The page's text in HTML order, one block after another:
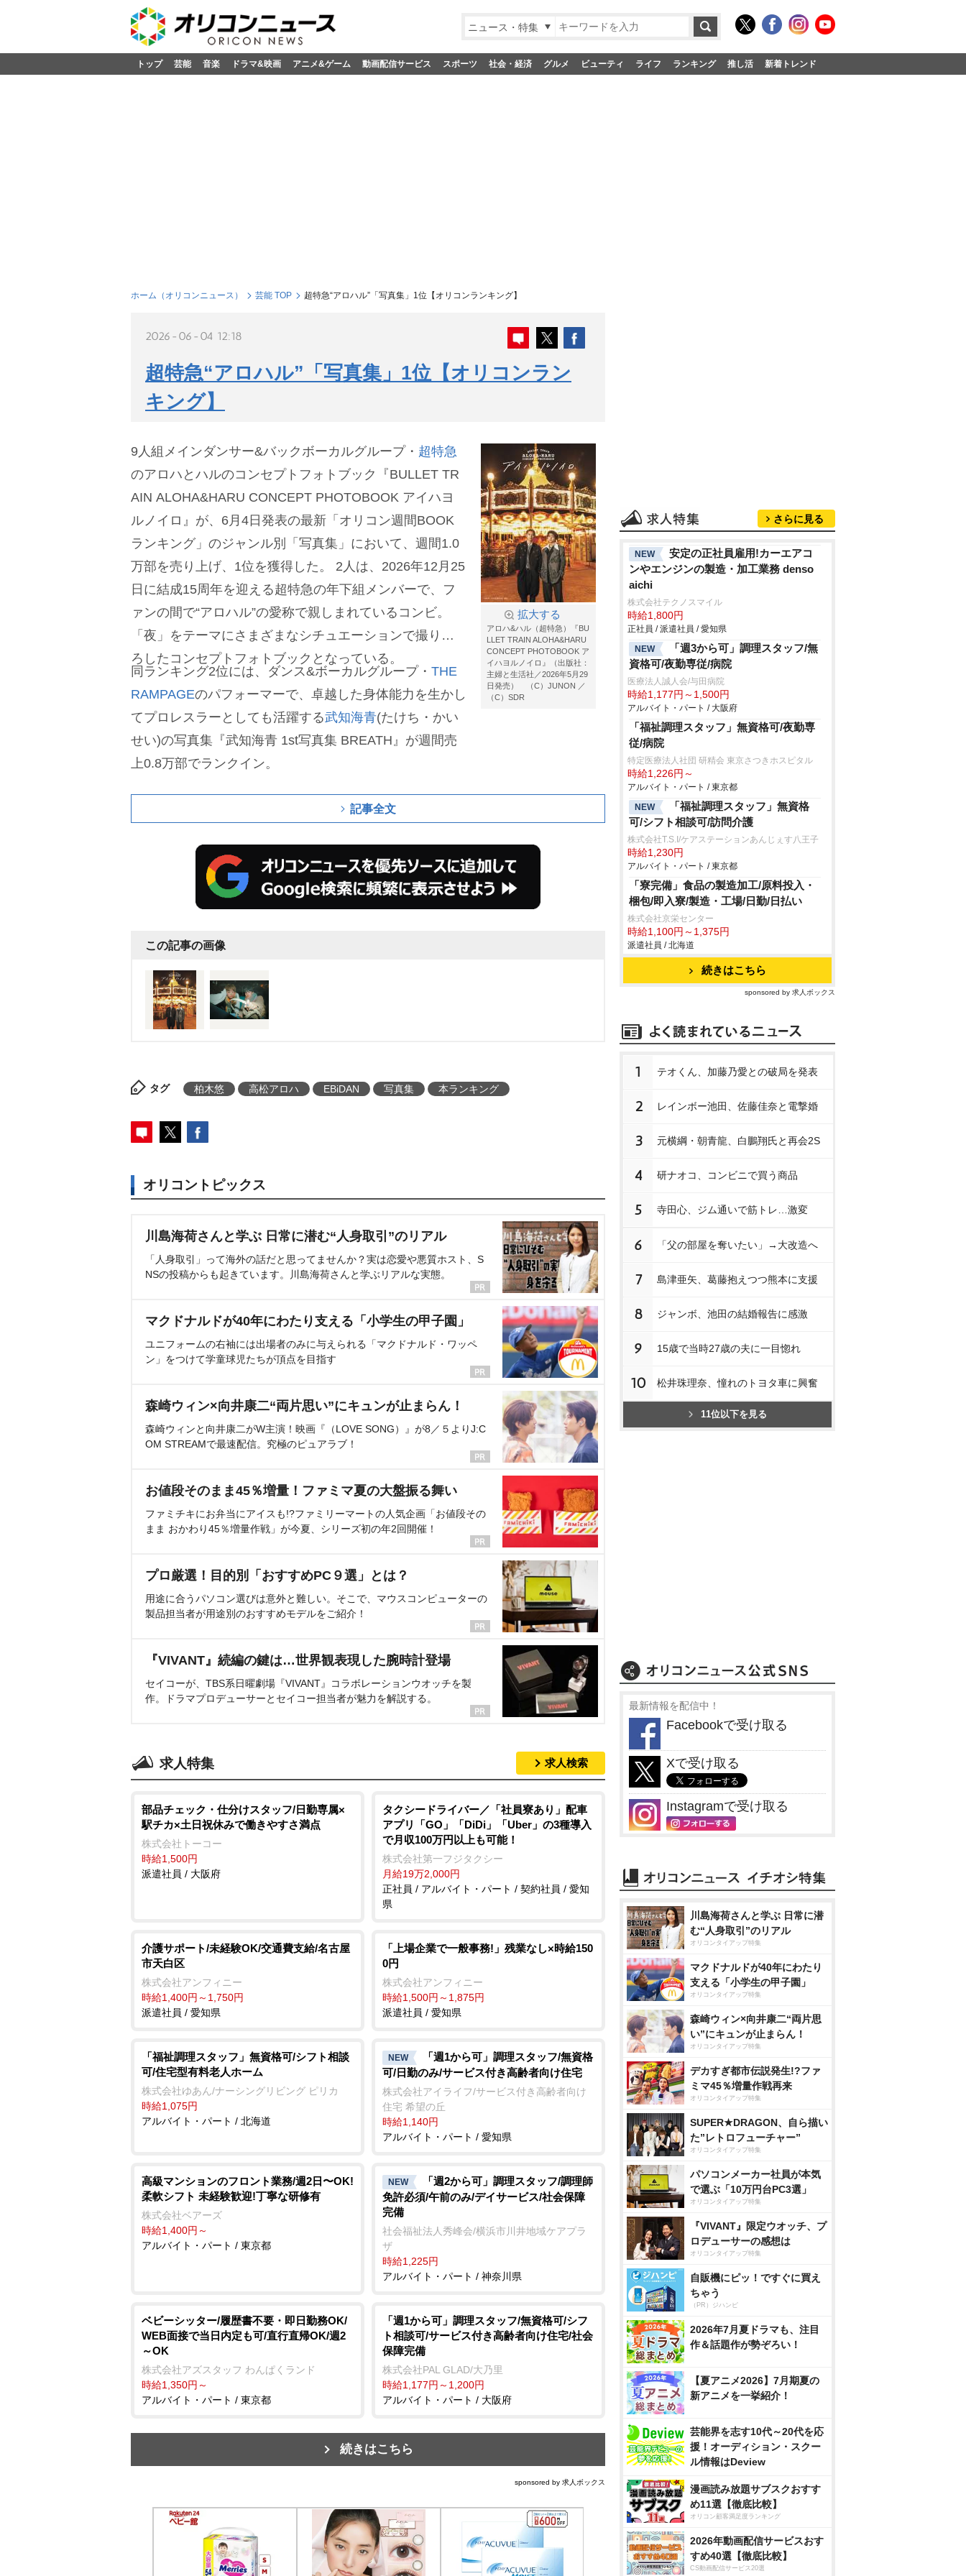
ニュース・特集
トップ 芸能 音楽 ドラマ&映画 アニメ&ゲーム 動画配信サービス スポーツ 社会・経済 グルメ ビューティ ライフ ランキング 推し活 新着トレンド
ホーム（オリコンニュース） 芸能 TOP 超特急“アロハル”「写真集」1位【オリコンランキング】
2026-06-04 12:18
超特急“アロハル”「写真集」1位【オリコンラン
キング】
拡大する
アロハ&ハル（超特急）『BU
LLET TRAIN ALOHA&HARU
CONCEPT PHOTOBOOK ア
イハヨルノイロ』（出版社：
主婦と生活社／2026年5月29
日発売） （C）JUNON ／
（C）SDR
9人組メインダンサー&バックボーカルグループ・ 超特急
のアロハとハルのコンセプトフォトブック『BULLET TR
AIN ALOHA&HARU CONCEPT PHOTOBOOK アイハヨ
ルノイロ』が、6月4日発表の最新「オリコン週間BOOK
ランキング」のジャンル別「写真集」において、週間1.0
万部を売り上げ、1位を獲得した。
2人は、2026年12月25
日に結成15周年を迎える超特急の年下組メンバーで、フ
ァンの間で“アロハル”の愛称で親しまれているコンビ。
「夜」をテーマにさまざまなシチュエーションで撮り下
ろしたコンセプトフォトブックとなっている。
同ランキング2位には、ダンス&ボーカルグループ・ THE
RAMPAGEのパフォーマーで、卓越した身体能力を生かし
てプロレスラーとしても活躍する武知海青(たけち・かい
せい)の写真集『武知海青 1st写真集 BREATH』が週間売
上0.8万部でランクイン。
記事全文
この記事の画像
タグ 柏木悠 高松アロハ EBiDAN 写真集 本ランキング
オリコントピックス
川島海荷さんと学ぶ 日常に潜む“人身取引”のリアル
「人身取引」って海外の話だと思ってませんか？実は恋愛や悪質ホスト、S
NSの投稿からも起きています。川島海荷さんと学ぶリアルな実態。
マクドナルドが40年にわたり支える「小学生の甲子園」
ユニフォームの右袖には出場者のみに与えられる「マクドナルド・ワッペ
ン」をつけて学童球児たちが頂点を目指す
森崎ウィン×向井康二“両片思い”にキュンが止まらん！
森崎ウィンと向井康二がW主演！映画『（LOVE SONG）』が8／５よりJ:C
OM STREAMで最速配信。究極のピュアラブ！
お値段そのまま45％増量！ファミマ夏の大盤振る舞い
ファミチキにお弁当にアイスも!?ファミリーマートの人気企画「お値段その
まま おかわり45％増量作戦」が今夏、シリーズ初の年2回開催！
プロ厳選！目的別「おすすめPC９選」とは？
用途に合うパソコン選びは意外と難しい。そこで、マウスコンピューターの
製品担当者が用途別のおすすめモデルをご紹介！
『VIVANT』続編の鍵は…世界観表現した腕時計登場
セイコーが、TBS系日曜劇場『VIVANT』コラボレーションウオッチを製
作。ドラマプロデューサーとセイコー担当者が魅力を解説する。
求人特集 求人検索
部品チェック・仕分けスタッフ/日勤専属×
駅チカ×土日祝休みで働きやすさ満点
株式会社トーコー
時給1,500円
派遣社員 / 大阪府
タクシードライバー／「社員寮あり」配車
アプリ「GO」「DiDi」「Uber」の3種導入
で月収100万円以上も可能！
株式会社第一フジタクシー
月給19万2,000円
正社員 / アルバイト・パート / 契約社員 / 愛知
県
介護サポート/未経験OK/交通費支給/名古屋
市天白区
株式会社アンフィニー
時給1,400円～1,750円
派遣社員 / 愛知県
「上場企業で一般事務!」残業なし×時給150
0円
株式会社アンフィニー
時給1,500円～1,875円
派遣社員 / 愛知県
「福祉調理スタッフ」無資格可/シフト相談
可/住宅型有料老人ホーム
株式会社ゆあん/ナーシングリビング ピリカ
時給1,075円
アルバイト・パート / 北海道
NEW
「週1から可」調理スタッフ/無資格
可/日勤のみ/サービス付き高齢者向け住宅
株式会社アイライフ/サービス付き高齢者向け
住宅 希望の丘
時給1,140円
アルバイト・パート / 愛知県
⾼級マンションのフロント業務/週2⽇〜OK!
柔軟シフト 未経験歓迎!丁寧な研修有
株式会社ベアーズ
時給1,400円～
アルバイト・パート / 東京都
NEW
「週2から可」調理スタッフ/調理師
免許必須/午前のみ/デイサービス/社会保障
完備
社会福祉法人秀峰会/横浜市川井地域ケアプラ
ザ
時給1,225円
アルバイト・パート / 神奈川県
ベビーシッター/履歴書不要・即日勤務OK/
WEB面接で当日内定も可/直行直帰OK/週2
～OK
株式会社アズスタッフ わんぱくランド
時給1,350円～
アルバイト・パート / 東京都
「週1から可」調理スタッフ/無資格可/シフ
ト相談可/サービス付き高齢者向け住宅/社会
保障完備
株式会社PAL GLAD/大乃里
時給1,177円～1,200円
アルバイト・パート / 大阪府
続きはこちら
sponsored by 求人ボックス
さらに見る
NEW
安定の正社員雇用!カーエアコ
ンやエンジンの製造・加工業務 denso
aichi
株式会社テクノスマイル
時給1,800円
正社員 / 派遣社員 / 愛知県
NEW
「週3から可」調理スタッフ/無
資格可/夜勤専従/病院
医療法人誠人会/与田病院
時給1,177円～1,500円
アルバイト・パート / 大阪府
「福祉調理スタッフ」無資格可/夜勤専
従/病院
特定医療法人社団 研精会 東京さつきホスピタル
時給1,226円～
アルバイト・パート / 東京都
NEW
「福祉調理スタッフ」無資格
可/シフト相談可/訪問介護
株式会社T.S.I/ケアステーションあんじぇす八王子
時給1,230円
アルバイト・パート / 東京都
「寮完備」食品の製造加工/原料投入・
梱包/即入寮/製造・工場/日勤/日払い
株式会社京栄センター
時給1,100円～1,375円
派遣社員 / 北海道
続きはこちら
sponsored by 求人ボックス
1 テオくん、加藤乃愛との破局を発表
2 レインボー池田、佐藤佳奈と電撃婚
3 元横綱・朝青龍、白鵬翔氏と再会2S
4 研ナオコ、コンビニで買う商品
5 寺田心、ジム通いで筋トレ…激変
6 「父の部屋を奪いたい」→大改造へ
7 島津亜矢、葛藤抱えつつ熊本に支援
8 ジャンボ、池田の結婚報告に感激
9 15歳で当時27歳の夫に一目惚れ
10 松井珠理奈、憧れのトヨタ車に興奮
11位以下を見る
最新情報を配信中！
Facebookで受け取る
Xで受け取る
Instagramで受け取る
川島海荷さんと学ぶ 日常に潜
む“人身取引”のリアル
オリコンタイアップ特集
マクドナルドが40年にわたり
支える「小学生の甲子園」
オリコンタイアップ特集
森崎ウィン×向井康二“両片思
い”にキュンが止まらん！
オリコンタイアップ特集
デカすぎ都市伝説発生!?ファ
ミマ45％増量作戦再来
オリコンタイアップ特集
SUPER★DRAGON、自ら描い
た”レトロフューチャー”
オリコンタイアップ特集
パソコンメーカー社員が本気
で選ぶ「10万円台PC3選」
オリコンタイアップ特集
『VIVANT』限定ウオッチ、プ
ロデューサーの感想は
オリコンタイアップ特集
自販機にピッ！ですぐに買え
ちゃう
（PR）ジハンピ
2026年7月夏ドラマも、注目
作＆話題作が勢ぞろい！
【夏アニメ2026】7月期夏の
新アニメを一挙紹介！
芸能界を志す10代～20代を応
援！オーディション・スクー
ル情報はDeview
漫画読み放題サブスクおすす
め11選【徹底比較】
オリコン顧客満足度ランキング
2026年動画配信サービスおす
すめ40選【徹底比較】
CS動画配信サービス20選